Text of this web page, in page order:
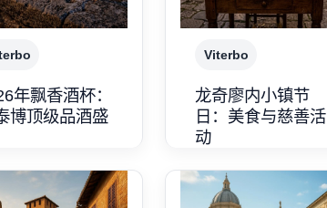
年飘香酒杯：
博顶级品酒盛
Viterbo
龙奇廖内小镇节
日：美食与慈善活
动